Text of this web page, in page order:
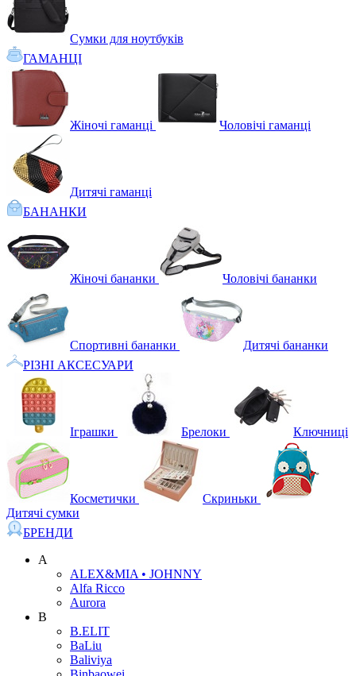
Сумки для ноутбуків
ГАМАНЦІ
Жіночі гаманці Чоловічі гаманці
Дитячі гаманці
БАНАНКИ
Жіночі бананки Чоловічі бананки
Спортивні бананки
Дитячі бананки
РІЗНІ АКСЕСУАРИ
Іграшки Брелоки Ключниці
Косметички
Скриньки
Дитячі сумки
БРЕНДИ
A
ALEX&MIA • JOHNNY
Alfa Ricco
Aurora
B
B.ELIT
BaLiu
Baliviya